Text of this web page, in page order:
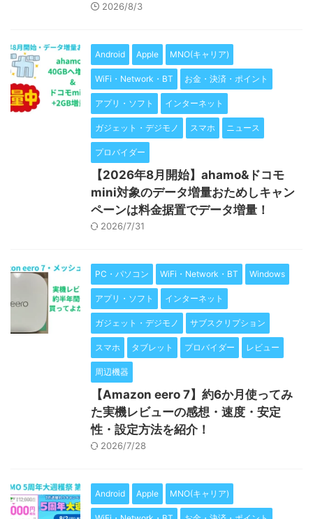
2026/8/3
Android Apple MNO(キャリア)
WiFi・Network・BT お金・決済・ポイント
アプリ・ソフト インターネット
ガジェット・デジモノ スマホ ニュース
プロバイダー
【2026年8月開始】ahamo&ドコモ
mini対象のデータ増量おためしキャン
ペーンは料金据置でデータ増量！
2026/7/31
PC・パソコン WiFi・Network・BT Windows
アプリ・ソフト インターネット
ガジェット・デジモノ サブスクリプション
スマホ タブレット プロバイダー レビュー
周辺機器
【Amazon eero 7】約6か月使ってみ
た実機レビューの感想・速度・安定
性・設定方法を紹介！
2026/7/28
Android Apple MNO(キャリア)